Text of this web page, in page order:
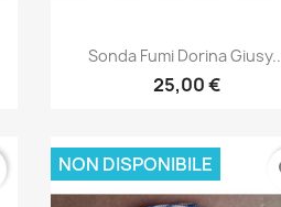
Anteprima
Sonda Fumi Dorina
25,00 €
NON DISPONIBILE